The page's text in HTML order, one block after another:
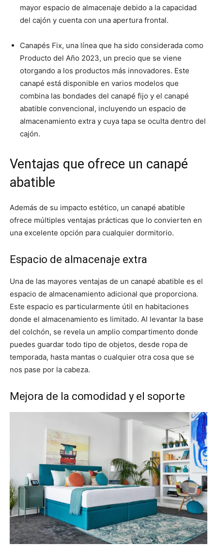
mayor espacio de almacenaje debido a la capacidad
del cajón y cuenta con una apertura frontal.
Canapés Fix, una línea que ha sido considerada como
Producto del Año 2023, un precio que se viene
otorgando a los productos más innovadores. Este
canapé está disponible en varios modelos que
combina las bondades del canapé fijo y el canapé
abatible convencional, incluyendo un espacio de
almacenamiento extra y cuya tapa se oculta dentro del
cajón.
Ventajas que ofrece un canapé
abatible
Además de su impacto estético, un canapé abatible
ofrece múltiples ventajas prácticas que lo convierten en
una excelente opción para cualquier dormitorio.
Espacio de almacenaje extra
Una de las mayores ventajas de un canapé abatible es el
espacio de almacenamiento adicional que proporciona.
Este espacio es particularmente útil en habitaciones
donde el almacenamiento es limitado. Al levantar la base
del colchón, se revela un amplio compartimento donde
puedes guardar todo tipo de objetos, desde ropa de
temporada, hasta mantas o cualquier otra cosa que se
nos pase por la cabeza.
Mejora de la comodidad y el soporte